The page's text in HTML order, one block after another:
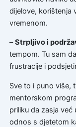
dijelove, korištenja
vremenom.
–Strpljivo i
tempom. Tu sam
frustracije i
Sve to i puno više,
mentorskom
priliku da zasja
odnos s djetetom